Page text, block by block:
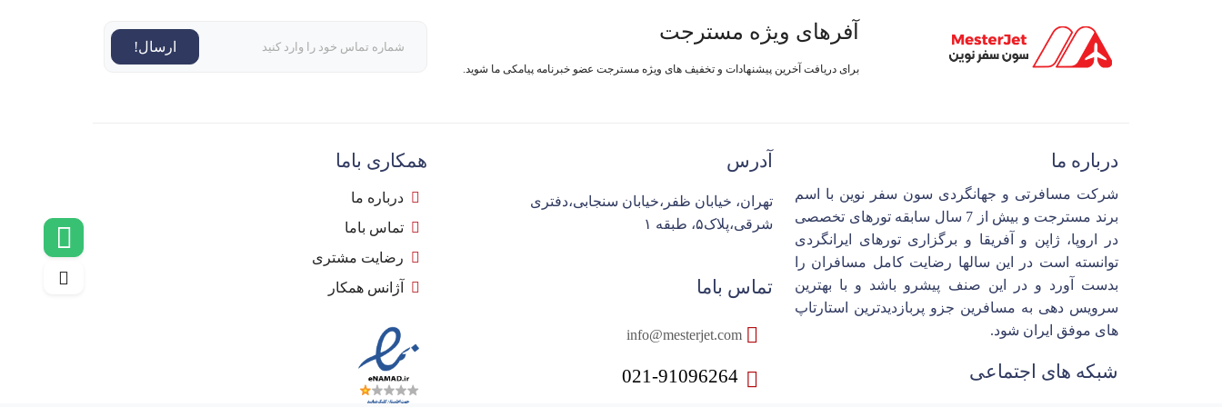
آفرهای ویژه مسترجت
برای دریافت آخرین پیشنهادات و تخفیف های ویژه مسترجت عضو خبرنامه پیامکی ما شوید.
ارسال!
درباره ما
شرکت مسافرتی و جهانگردی سون سفر نوین با اسم
برند مسترجت و بیش از 7 سال سابقه تورهای تخصصی
در اروپا، ژاپن و آفریقا و برگزاری تورهای ایرانگردی
توانسته است در این سالها رضایت کامل مسافران را
بدست آورد و در این صنف پیشرو باشد و با بهترین
سرویس دهی به مسافرین جزو پربازدیدترین استارتاپ
های موفق ایران شود.
شبکه های اجتماعی
آدرس
تهران، خیابان ظفر،خیابان سنجابی،دفتری
شرقی،پلاک۵، طبقه ۱
تماس باما
021-91096264
همکاری باما
درباره ما
تماس باما
رضایت مشتری
آژانس همکار